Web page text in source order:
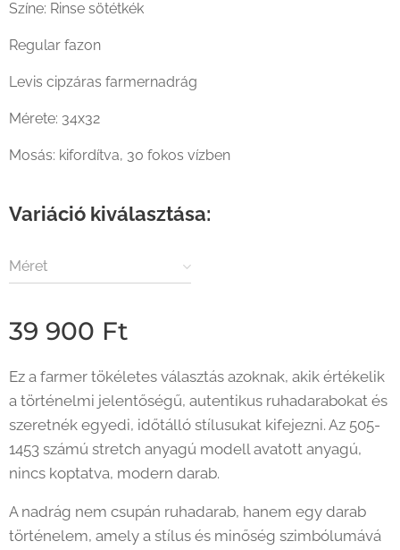
Színe: Rinse sötétkék
Regular fazon
Levis cipzáras farmernadrág
Mérete: 34x32
Mosás: kifordítva, 30 fokos vízben
Variáció kiválasztása:
Méret
39 900 Ft
Ez a farmer tökéletes választás azoknak, akik értékelik
a történelmi jelentőségű, autentikus ruhadarabokat és
szeretnék egyedi, időtálló stílusukat kifejezni. Az 505-
1453 számú stretch anyagú modell avatott anyagú,
nincs koptatva, modern darab.
A nadrág nem csupán ruhadarab, hanem egy darab
történelem, amely a stílus és minőség szimbólumává